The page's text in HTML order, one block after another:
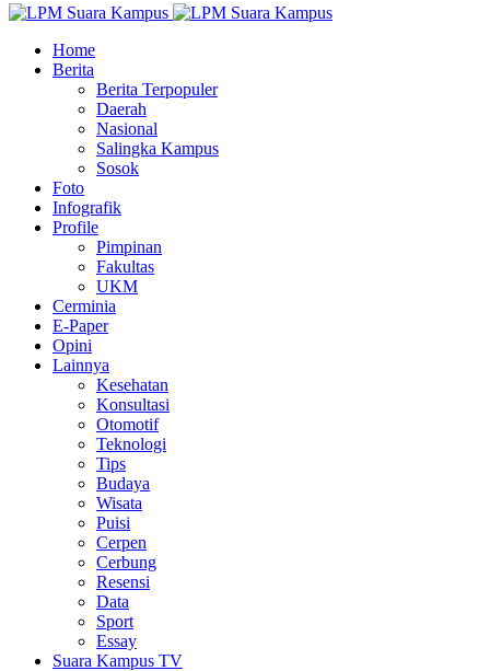
Home
Berita
Berita Terpopuler
Daerah
Nasional
Salingka Kampus
Sosok
Foto
Infografik
Profile
Pimpinan
Fakultas
UKM
Cerminia
E-Paper
Opini
Lainnya
Kesehatan
Konsultasi
Otomotif
Teknologi
Tips
Budaya
Wisata
Puisi
Cerpen
Cerbung
Resensi
Data
Sport
Essay
Suara Kampus TV